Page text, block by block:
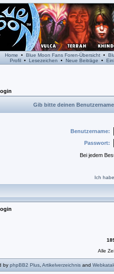
Home • Blue Moon Fans Foren-Übersicht•
Profil• Lesezeichen • Neue Beiträge •
Gib bitte deinen
Benutzername:
Passwort:
Bei jedem
Ich
Alle
by phpBB2 Plus Artikelverzeichnis and